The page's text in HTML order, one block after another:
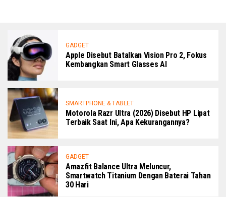
GADGET
Apple Disebut Batalkan Vision Pro 2, Fokus
Kembangkan Smart Glasses AI
SMARTPHONE & TABLET
Motorola Razr Ultra (2026) Disebut HP Lipat
Terbaik Saat Ini, Apa Kekurangannya?
GADGET
Amazfit Balance Ultra Meluncur,
Smartwatch Titanium Dengan Baterai Tahan
30 Hari